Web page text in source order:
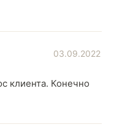
03.09.2022
клиента. Конечно